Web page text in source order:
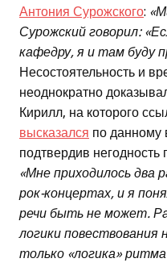
Антония Сурожского:
Сурожский говорил:
кафедру, я и там буду
Несостоятельность и
неоднократно
Кирилл, на которого
высказался по данному
подтвердив
«Мне приходилось два
рок-концертах, и я
речи быть не может.
логики
только «логика»